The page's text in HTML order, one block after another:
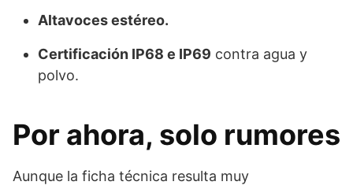
Altavoces estéreo.
Certificación IP68 e IP69 contra agua y
polvo.
Por ahora, solo rumores
Aunque la ficha técnica resulta muy